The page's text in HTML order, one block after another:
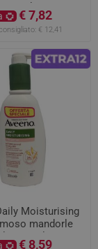
300ml
€ 7,82
€ 12,41
Moisturising
mandorle
300ml
€ 8,59